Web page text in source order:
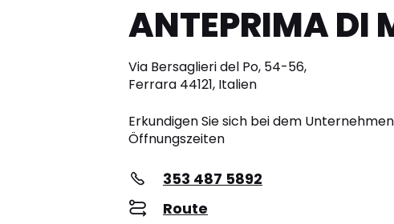
ANTEPRIMA DI
Via Bersaglieri del Po, 54-56,
Ferrara 44121, Italien
Erkundigen Sie sich bei dem
Öffnungszeiten
353 487 5892
Route